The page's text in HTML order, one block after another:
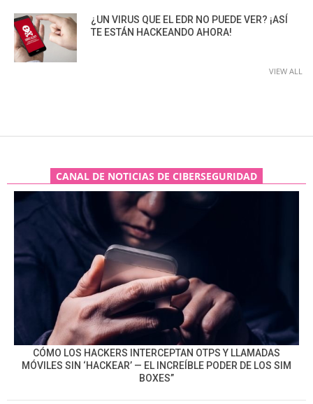
¿UN VIRUS QUE EL EDR NO PUEDE VER? ¡ASÍ
TE ESTÁN HACKEANDO AHORA!
VIEW ALL
CANAL DE NOTICIAS DE CIBERSEGURIDAD
CÓMO LOS HACKERS INTERCEPTAN OTPS Y LLAMADAS
MÓVILES SIN ‘HACKEAR’ — EL INCREÍBLE PODER DE LOS SIM
BOXES”